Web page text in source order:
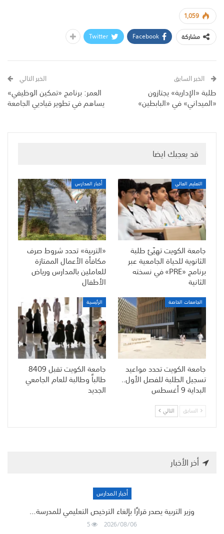
1,059
مشاركة
Facebook
Twitter
الخبر السابق
طلبة «الإدارية» يجتازون
«الميداني» في «البابطين»
الخبر التالي
العمر: برنامج «تمكين الوظيفي»
يساهم في تطوير قياديي الجامعة
قد يعجبك ايضا
التعليم العالي
جامعة الكويت تهيّئ طلبة
الثانوية للحياة الجامعية عبر
برنامج «PRE» في نسخته
الثانية
أخبار المدارس
«التربية» تحدد شروط صرف
مكافأة الأعمال الممتازة
للعاملين بالمدارس ورياض
الأطفال
الجامعات الخاصة
جامعة الكويت تحدد مواعيد
تسجيل الطلبة للفصل الأول..
البداية 9 أغسطس
الرئيسية
جامعة الكويت تقبل 8409
طالباً وطالبة للعام الجامعي
الجديد
السابق التالي
أخر الأخبار
أخبار المدارس
وزير التربية يصدر قرارًا بإلغاء الترخيص التعليمي للمدرسة…
2026/08/06
5